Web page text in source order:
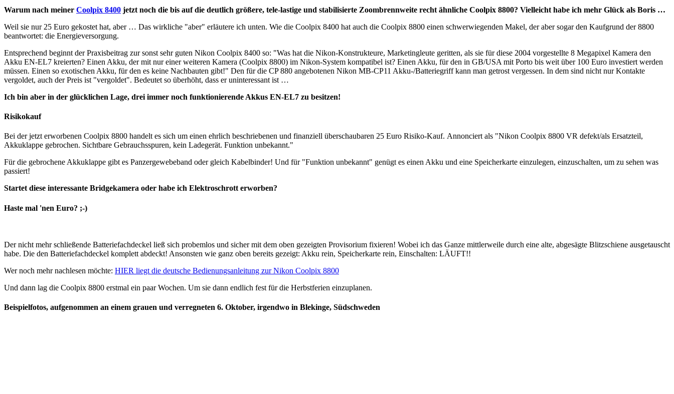
Warum nach meiner Coolpix 8400 jetzt noch die bis auf die deutlich größere, tele-lastige und stabilisierte Zoombrennweite recht ähnliche Coolpix 8800? Vielleicht habe ich mehr Glück als Boris …
Weil sie nur 25 Euro gekostet hat, aber … Das wirkliche "aber" erläutere ich unten. Wie die Coolpix 8400 hat auch die Coolpix 8800 einen schwerwiegenden Makel, der aber sogar den Kaufgrund der 8800
beantwortet: die Energieversorgung.
Entsprechend beginnt der Praxisbeitrag zur sonst sehr guten Nikon Coolpix 8400 so: "Was hat die Nikon-Konstrukteure, Marketingleute geritten, als sie für diese 2004 vorgestellte 8 Megapixel Kamera den
Akku EN-EL7 kreierten? Einen Akku, der mit nur einer weiteren Kamera (Coolpix 8800) im Nikon-System kompatibel ist? Einen Akku, für den in GB/USA mit Porto bis weit über 100 Euro investiert werden
müssen. Einen so exotischen Akku, für den es keine Nachbauten gibt!" Den für die CP 880 angebotenen Nikon MB-CP11 Akku-/Batteriegriff kann man getrost vergessen. In dem sind nicht nur Kontakte
vergoldet, auch der Preis ist "vergoldet". Bedeutet so überhöht, dass er uninteressant ist …
Ich bin aber in der glücklichen Lage, drei immer noch funktionierende Akkus EN-EL7 zu besitzen!
Risikokauf
Bei der jetzt erworbenen Coolpix 8800 handelt es sich um einen ehrlich beschriebenen und finanziell überschaubaren 25 Euro Risiko-Kauf. Annonciert als "Nikon Coolpix 8800 VR defekt/als Ersatzteil,
Akkuklappe gebrochen. Sichtbare Gebrauchsspuren, kein Ladegerät. Funktion unbekannt."
Für die gebrochene Akkuklappe gibt es Panzergewebeband oder gleich Kabelbinder! Und für "Funktion unbekannt" genügt es einen Akku und eine Speicherkarte einzulegen, einzuschalten, um zu sehen was
passiert!
Startet diese interessante Bridgekamera oder habe ich Elektroschrott erworben?
Haste mal 'nen Euro? ;-)
Der nicht mehr schließende Batteriefachdeckel ließ sich probemlos und sicher mit dem oben gezeigten Provisorium fixieren! Wobei ich das Ganze mittlerweile durch eine alte, abgesägte Blitzschiene ausgetauscht
habe. Die den Batteriefachdeckel komplett abdeckt! Ansonsten wie ganz oben bereits gezeigt: Akku rein, Speicherkarte rein, Einschalten: LÄUFT!!
Wer noch mehr nachlesen möchte: HIER liegt die deutsche Bedienungsanleitung zur Nikon Coolpix 8800
Und dann lag die Coolpix 8800 erstmal ein paar Wochen. Um sie dann endlich fest für die Herbstferien einzuplanen.
Beispielfotos, aufgenommen an einem grauen und verregneten 6. Oktober, irgendwo in Blekinge, Südschweden